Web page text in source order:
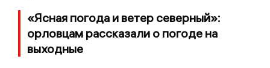
«Ясная погода и ветер северный»:
орловцам рассказали о погоде на
выходные